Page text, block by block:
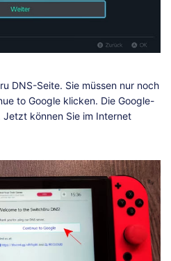
DNS-Seite. Sie müssen nur noch
to Google klicken. Die Google-
können Sie im Internet